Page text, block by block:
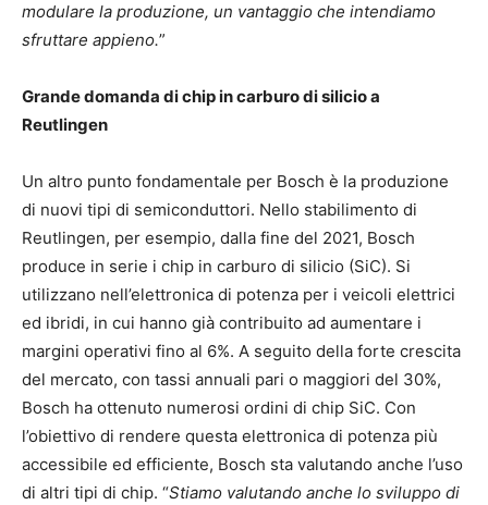
modulare la produzione, un vantaggio che intendiamo
sfruttare appieno.”
Grande domanda di chip in carburo di silicio a
Reutlingen
Un altro punto fondamentale per Bosch è la produzione
di nuovi tipi di semiconduttori. Nello stabilimento di
Reutlingen, per esempio, dalla fine del 2021, Bosch
produce in serie i chip in carburo di silicio (SiC). Si
utilizzano nell’elettronica di potenza per i veicoli elettrici
ed ibridi, in cui hanno già contribuito ad aumentare i
margini operativi fino al 6%. A seguito della forte crescita
del mercato, con tassi annuali pari o maggiori del 30%,
Bosch ha ottenuto numerosi ordini di chip SiC. Con
l’obiettivo di rendere questa elettronica di potenza più
accessibile ed efficiente, Bosch sta valutando anche l’uso
di altri tipi di chip. “Stiamo valutando anche lo sviluppo di